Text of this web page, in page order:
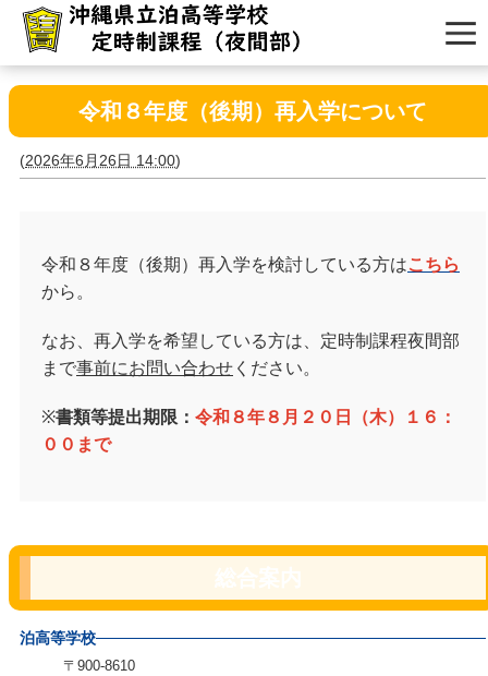
令和８年度（後期）再入学について
(2026年6月26日 14:00)
令和８年度（後期）再入学を検討している方はこちら
から。
なお、再入学を希望している方は、定時制課程夜間部
まで事前にお問い合わせ ください。
※書類等提出期限： 令和８年８月２０日（木）１６：
００まで
泊高等学校
〒900-8610